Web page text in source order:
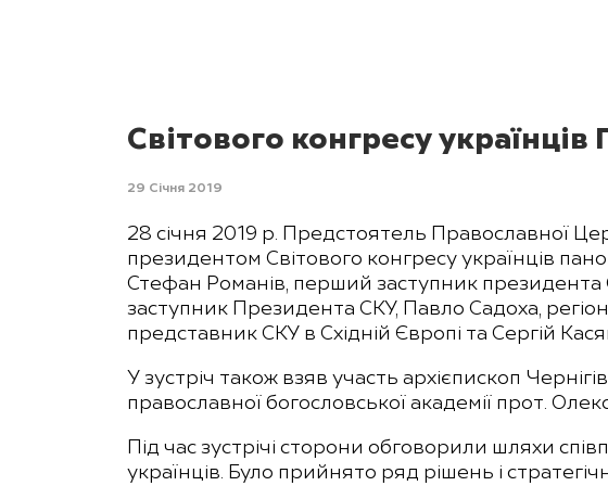
Світового конгресу
29 Січня 2019
28 січня 2019 р. Предстоятель Православної
президентом Світового конгресу українців
Стефан Романів, перший заступник президента
заступник Президента СКУ, Павло Садоха,
представник СКУ в Східній Європі та Сергій
У зустріч також взяв участь архієпископ
православної богословської академії прот.
Під час зустрічі сторони обговорили шляхи
українців. Було прийнято ряд рішень і